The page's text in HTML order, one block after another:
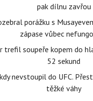
pak dílnu zavřou
porážku s
zápase vůbec
trefil soupeře kopem do
52 sekund
nevstoupil do UFC.
těžké váhy